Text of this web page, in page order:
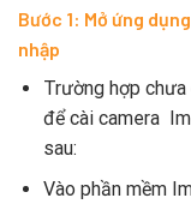
Bước 1: Mở ứng
nhập
Trường hợp
để cài camera
sau:
Vào phần mềm